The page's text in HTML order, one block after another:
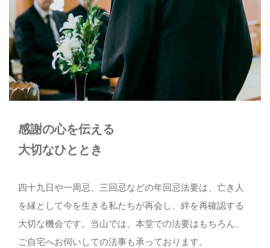
06-6931-4329
メールでのお問い合わせ
CONTACT
感謝の心を伝える
大切なひととき
四十九日や一周忌、三回忌などの年回忌法要は、亡き人
を縁として今を生きる私たちが再会し、絆を再確認する
大切な機会です。当山では、本堂での法要はもちろん、
ご自宅へお伺いしての法事も承っております。